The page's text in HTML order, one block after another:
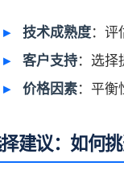
技术成熟度：评
客户支持：选择
价格因素：平衡
建议：如何